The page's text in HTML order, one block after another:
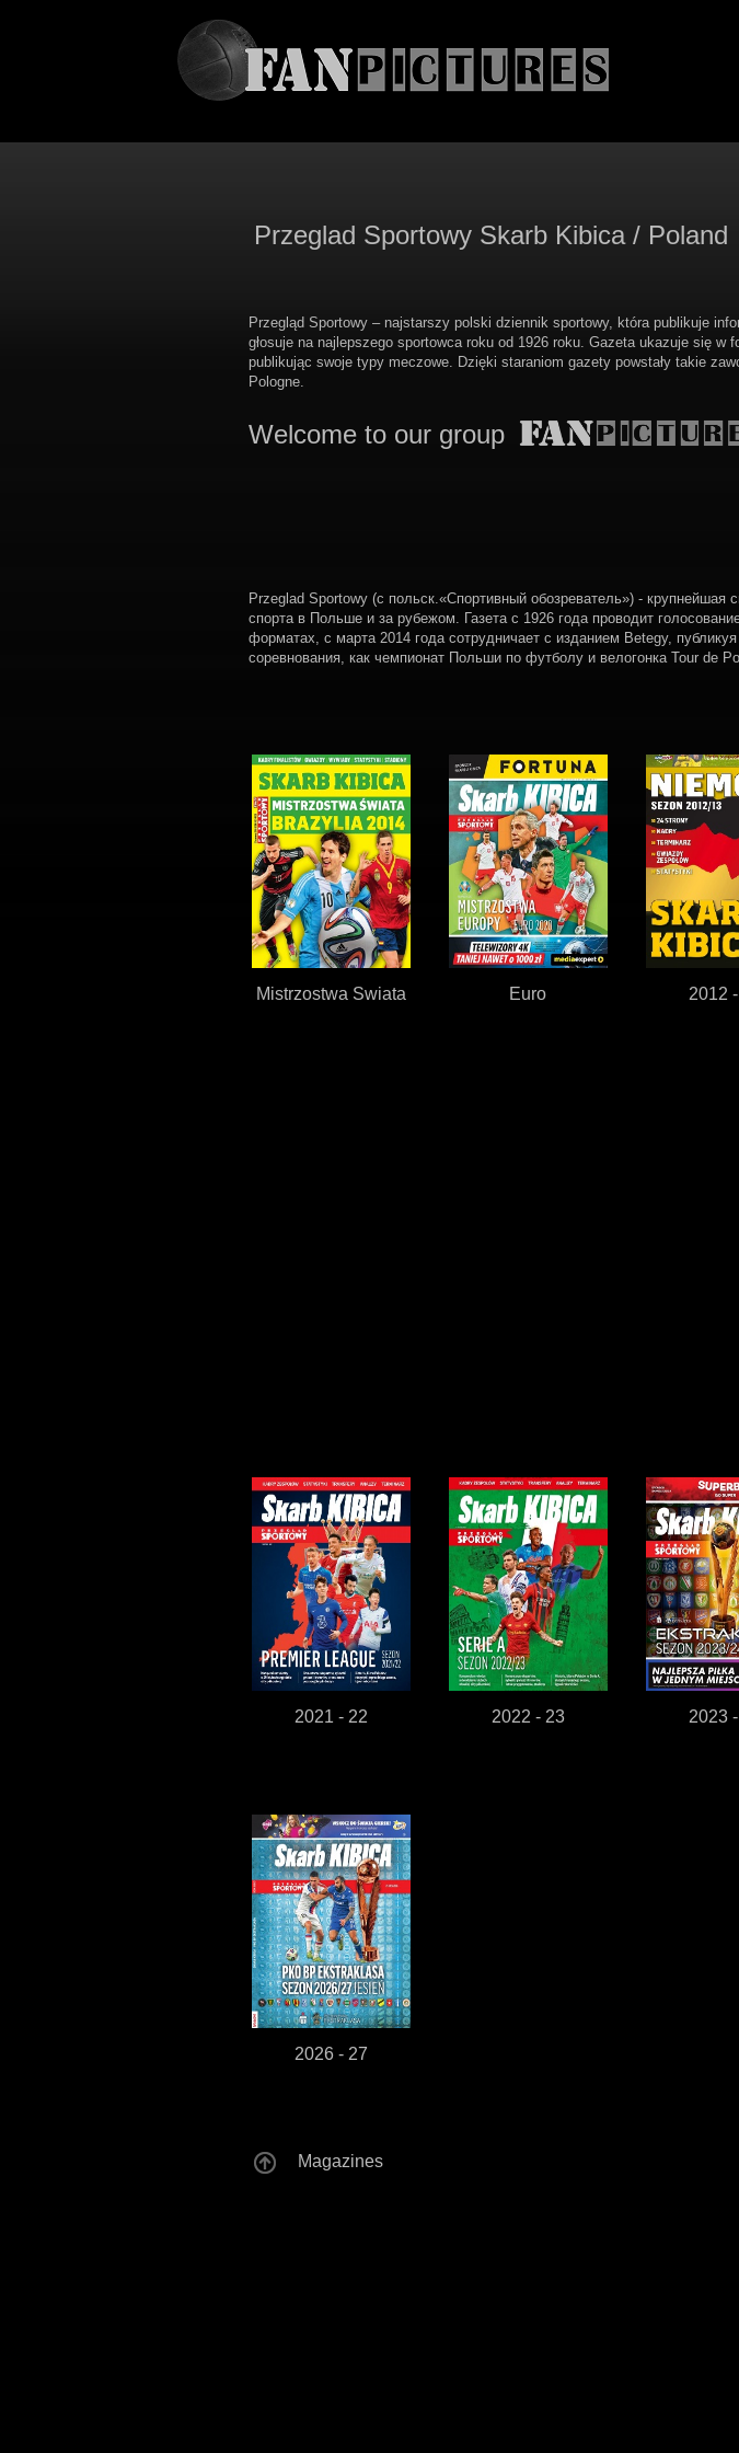
Przeglad Sportowy Skarb Kibica / Poland
Przegląd Sportowy – najstarszy polski dziennik sportowy, która publikuje
głosuje na najlepszego sportowca roku od 1926 roku. Gazeta ukazuje się
publikując swoje typy meczowe. Dzięki staraniom gazety powstały takie
Pologne.
Welcome to our group
Przeglad Sportowy (с польск.«Спортивный обозреватель») - крупнейшая
спорта в Польше и за рубежом. Газета с 1926 года проводит
форматах, с марта 2014 года сотрудничает с изданием Betegy,
соревнования, как чемпионат Польши по футболу и велогонка Tour de
Mistrzostwa Swiata Euro 2012
2021 - 22 2022 - 23 2023
2026 - 27
Magazines